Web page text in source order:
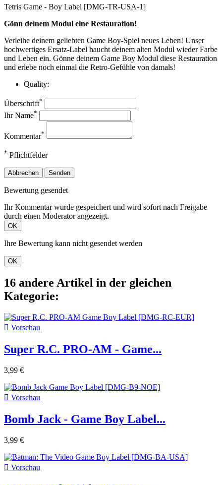
Tetris Game - Boy Label [DMG-TR-USA-1]
Gönn deinem Modul eine Restauration!
Verleihe deinem geliebten Game Boy-Spiel neues Leben! Unser
hochwertiges Ersatz-Label haucht deinem alten Modul wieder Farbe
und Leben ein. Gönne deinem Game Boy Modul diese Restauration
und erlebe noch einmal die Retro-Gefühle von damals!
Quality:
Überschrift*
Ihr Name*
Kommentar*
* Pflichtfelder
Abbrechen Senden
Bewertung gesendet
Ihr Kommentar wurde gespeichert und wird sofort nach Freigabe
durch einen Moderator angezeigt.
OK
Ihre Bewertung kann nicht gesendet werden
OK
16 andere Artikel in der gleichen
Kategorie:
 Vorschau
Super R.C. PRO-AM - Game...
3,99 €
 Vorschau
Bomb Jack - Game Boy Label...
3,99 €
 Vorschau